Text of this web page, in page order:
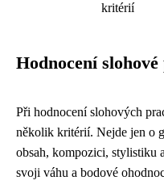
kritérií
Hodnocení slohové
Při hodnocení slohových
několik kritérií. Nejde jen o
obsah, kompozici, stylistiku
svoji váhu a bodové